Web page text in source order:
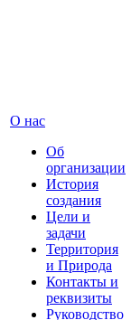
О нас
Об
организации
История
создания
Цели и
задачи
Территория
и Природа
Контакты и
реквизиты
Руководство